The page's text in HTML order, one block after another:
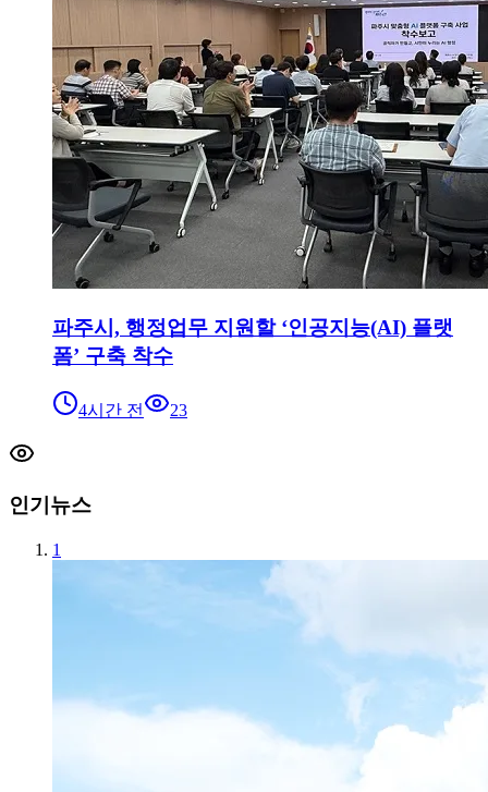
파주시, 행정업무 지원할 ‘인공지능(AI) 플랫
폼’ 구축 착수
4시간 전 23
인기뉴스
1